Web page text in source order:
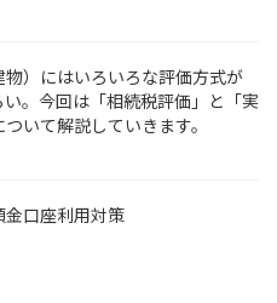
）にはいろいろな評価方式が
い。今回は「相続税評価」と「実
いて解説していきます。
金口座利用対策